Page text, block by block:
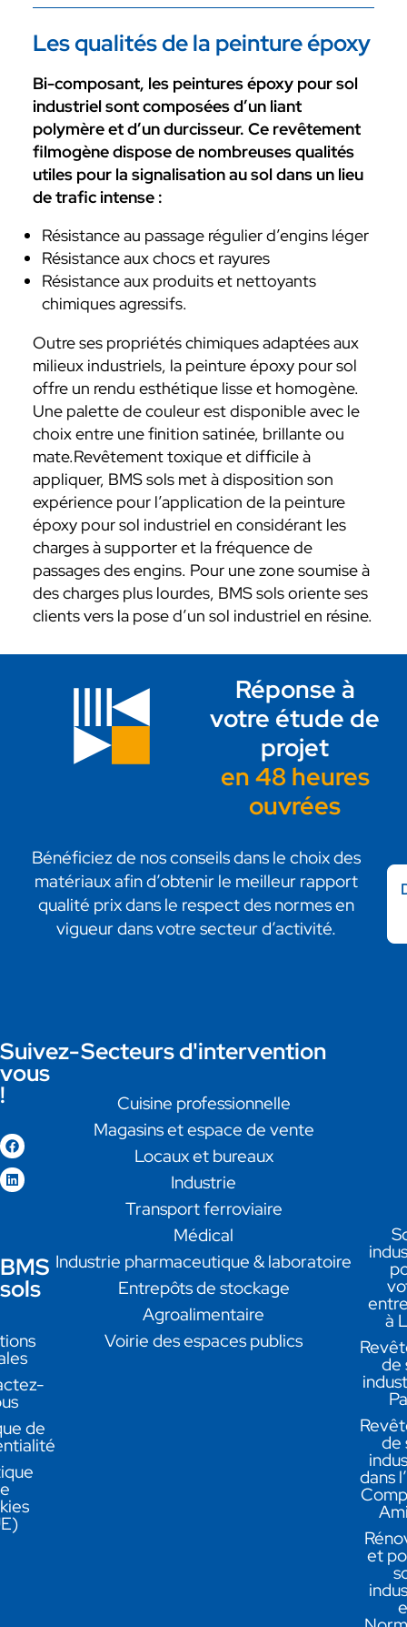
Les qualités de la peinture époxy
Bi-composant, les peintures époxy pour sol
industriel sont composées d’un liant
polymère et d’un durcisseur. Ce revêtement
filmogène dispose de nombreuses qualités
utiles pour la signalisation au sol dans un lieu
de trafic intense :
Résistance au passage régulier d’engins léger
Résistance aux chocs et rayures
Résistance aux produits et nettoyants
chimiques agressifs.
Outre ses propriétés chimiques adaptées aux
milieux industriels, la peinture époxy pour sol
offre un rendu esthétique lisse et homogène.
Une palette de couleur est disponible avec le
choix entre une finition satinée, brillante ou
mate.Revêtement toxique et difficile à
appliquer, BMS sols met à disposition son
expérience pour l’application de la peinture
époxy pour sol industriel en considérant les
charges à supporter et la fréquence de
passages des engins. Pour une zone soumise à
des charges plus lourdes, BMS sols oriente ses
clients vers la pose d’un sol industriel en résine.
Réponse à
votre étude de
projet
en 48 heures
ouvrées
Bénéficiez de nos conseils dans le choix des
matériaux afin d’obtenir le meilleur rapport
qualité prix dans le respect des normes en
vigueur dans votre secteur d’activité.
Suivez-
vous
!
BMS
sols
de
Secteurs d'intervention
Cuisine professionnelle
Magasins et espace de vente
Locaux et bureaux
Industrie
Transport ferroviaire
Médical
Industrie pharmaceutique & laboratoire
Entrepôts de stockage
Agroalimentaire
Voirie des espaces publics
à
de
de
dans
et